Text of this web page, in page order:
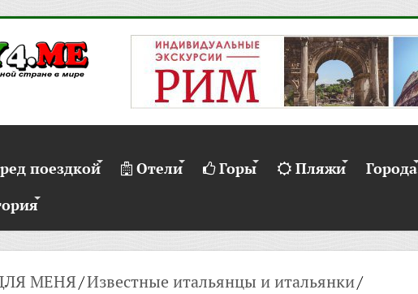
поездкой Отели Горы Пляжи Города
МЕНЯ/Известные итальянцы и итальянки/